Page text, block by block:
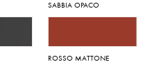
SABBIA OPACO
ROSSO MATTONE